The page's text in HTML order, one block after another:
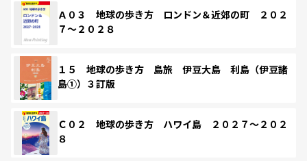
Ａ０３ 地球の歩き方 ロンドン＆近郊の町 ２０２
７～２０２８
１５ 地球の歩き方 島旅 伊豆大島 利島（伊豆諸
島①）３訂版
Ｃ０２ 地球の歩き方 ハワイ島 ２０２７～２０２
８